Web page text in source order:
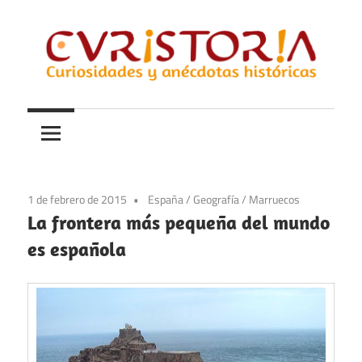
contenido
Curistoria
y
anécdotas
historia
1 de febrero de 2015 España/Geografía/ Marruecos
La frontera más pequeña del mundo
es española